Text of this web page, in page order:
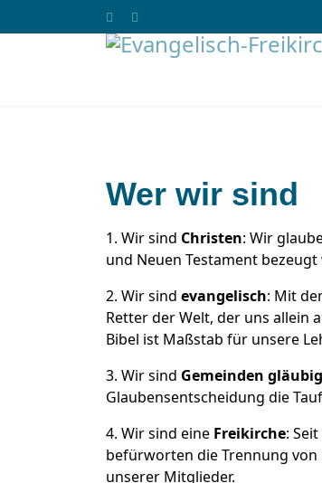
Wer wir sind
1. Wir sind Christen: Wir
und Neuen Testament bezeugt
2. Wir sind evangelisch: Mit
Retter der Welt, der uns allein
Bibel ist Maßstab für unsere
3. Wir sind Gemeinden
Glaubensentscheidung die
4. Wir sind eine Freikirche:
befürworten die Trennung
unserer Mitglieder.